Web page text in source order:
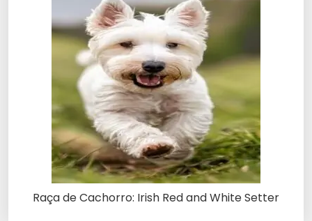
Raça de Cachorro: Irish Red and White Setter